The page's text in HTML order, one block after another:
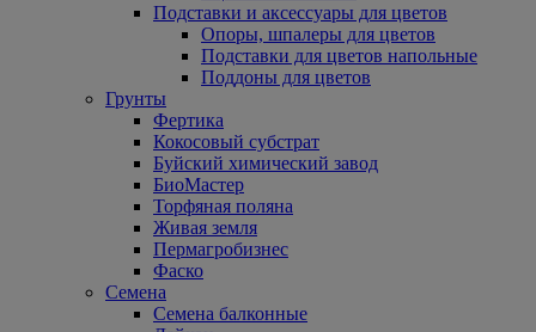
Подставки и аксессуары для цветов
Опоры, шпалеры для цветов
Подставки для цветов напольные
Поддоны для цветов
Грунты
Фертика
Кокосовый субстрат
Буйский химический завод
БиоМастер
Торфяная поляна
Живая земля
Пермагробизнес
Фаско
Семена
Семена балконные